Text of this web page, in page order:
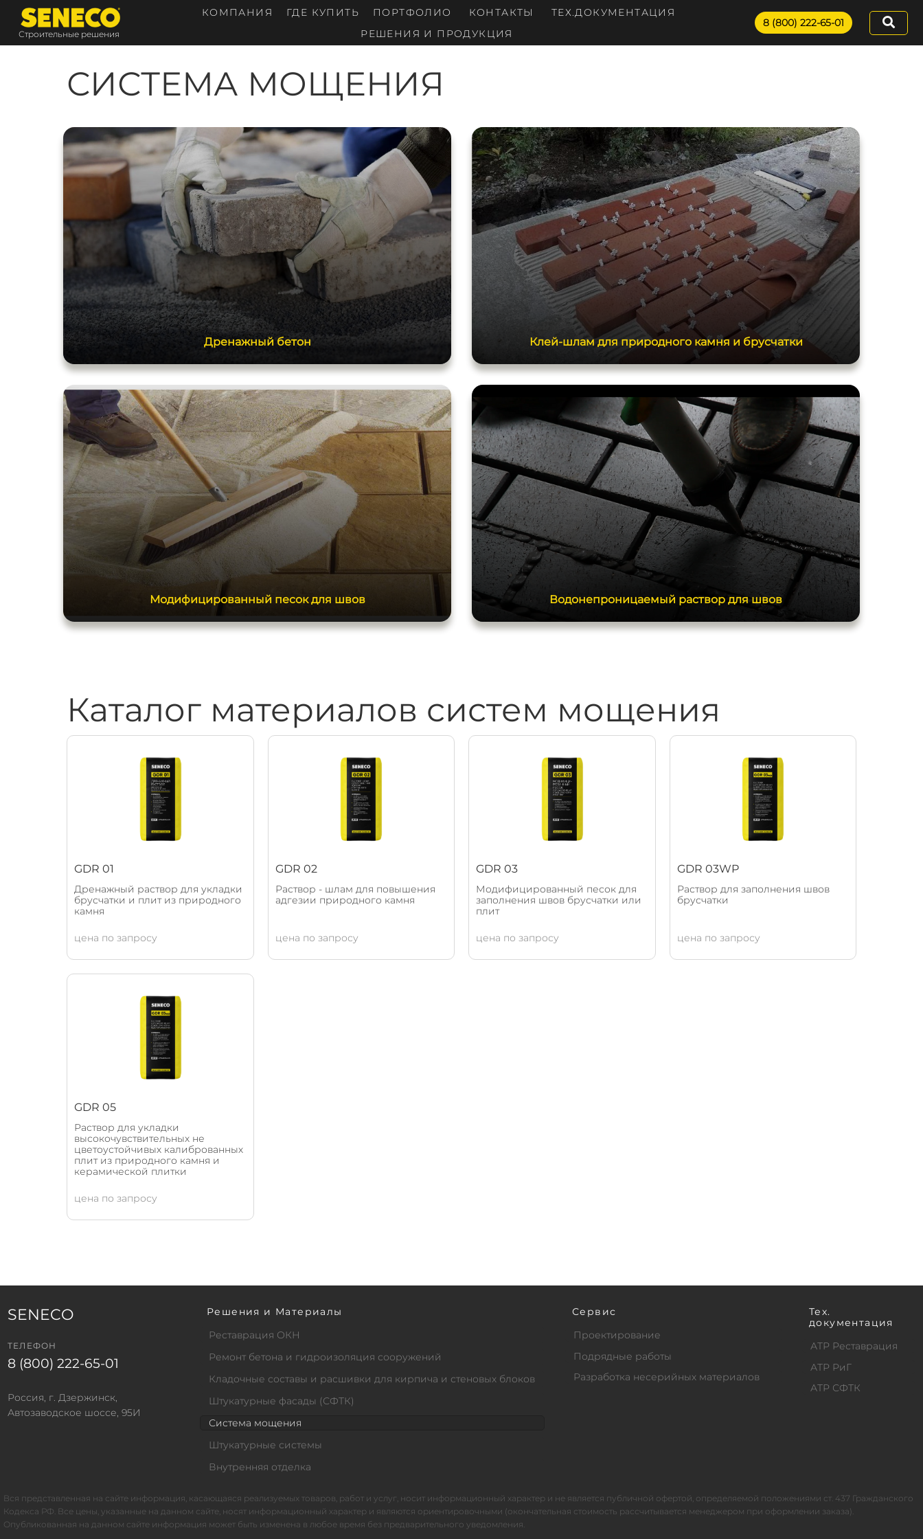
Строительные решения
КОМПАНИЯ ГДЕ КУПИТЬ ПОРТФОЛИО КОНТАКТЫ
ТЕХ.ДОКУМЕНТАЦИЯ
РЕШЕНИЯ И ПРОДУКЦИЯ
8 (800) 222-65-01
СИСТЕМА МОЩЕНИЯ
Дренажный бетон Клей-шлам для природного камня и брусчатки
Модифицированный песок для швов Водонепроницаемый раствор для швов
Каталог материалов систем мощения
GDR 01
Дренажный раствор для укладки
брусчатки и плит из природного
камня
цена по запросу
GDR 02
Раствор - шлам для повышения
адгезии природного камня
цена по запросу
GDR 03
Модифицированный песок для
заполнения швов брусчатки или
плит
цена по запросу
GDR 03WP
Раствор для заполнения швов
брусчатки
цена по запросу
GDR 05
Раствор для укладки
высокочувствительных не
цветоустойчивых калиброванных
плит из природного камня и
керамической плитки
цена по запросу
SENECO
ТЕЛЕФОН
8 (800) 222-65-01
Россия, г. Дзержинск,
Автозаводское шоссе, 95И
Решения и Материалы
Реставрация ОКН
Ремонт бетона и гидроизоляция сооружений
Кладочные составы и расшивки для кирпича и стеновых блоков
Штукатурные фасады (СФТК)
Система мощения
Штукатурные системы
Внутренняя отделка
Сервис
Проектирование
Подрядные работы
Разработка несерийных материалов
Тех.
документация
АТР Реставрация
АТР РиГ
АТР СФТК
Вся представленная на сайте информация, касающаяся реализуемых товаров, работ и услуг, носит информационный характер и не является публичной офертой, определяемой положениями ст. 437 Гражданского
Кодекса РФ. Все цены, указанные на данном сайте, носят информационный характер и являются ориентировочными (окончательная стоимость рассчитывается менеджером при оформлении заказа).
Опубликованная на данном сайте информация может быть изменена в любое время без предварительного уведомления.